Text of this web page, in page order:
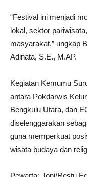
“Festival ini menjadi
lokal, sektor
masyarakat,” ungkap
Adinata, S.E., M.AP.
Kegiatan Kemumu
antara Pokdarwis
Bengkulu Utara, dan
diselenggarakan
guna memperkuat
wisata budaya dan